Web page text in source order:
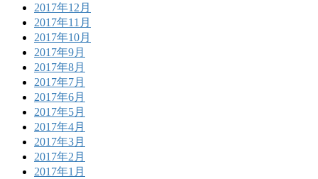
2017年12月
2017年11月
2017年10月
2017年9月
2017年8月
2017年7月
2017年6月
2017年5月
2017年4月
2017年3月
2017年2月
2017年1月